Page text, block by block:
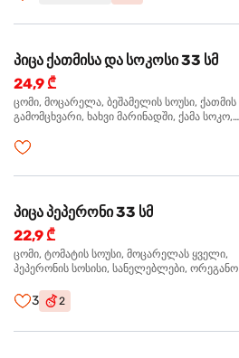
პიცა ქათმისა და სოკოსი 33 სმ
24,9 ₾
ცომი, მოცარელა, ბეშამელის სოუსი, ქათმის ფილე
გამომცხვარი, ხახვი მარინადში, ქამა სოკო,
პიცა პეპერონი 33 სმ
22,9 ₾
ცომი, ტომატის სოუსი, მოცარელას ყველი,
პეპერონის სოსისი, სანელებლები, ორეგანო
3 2